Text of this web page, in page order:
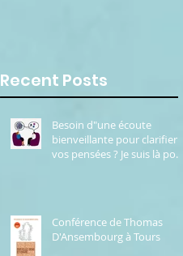
Recent Posts
Besoin d"une écoute
bienveillante pour clarifier
vos pensées ? Je suis là pour
Conférence de Thomas
D'Ansembourg à Tours